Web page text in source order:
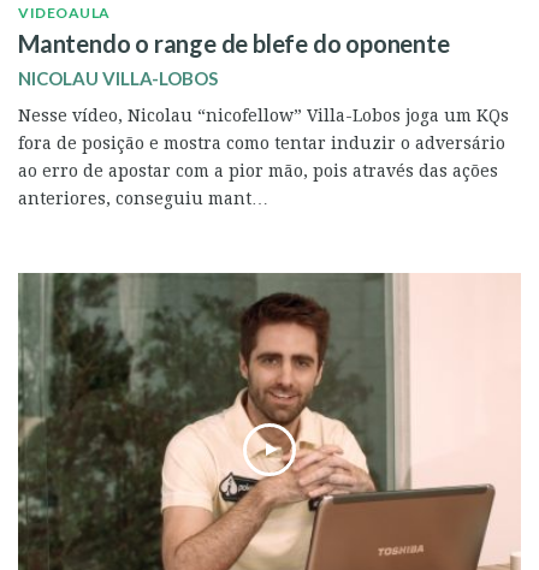
VIDEOAULA
Mantendo o range de blefe do oponente
NICOLAU VILLA-LOBOS
Nesse vídeo, Nicolau “nicofellow” Villa-Lobos joga um KQs
fora de posição e mostra como tentar induzir o adversário
ao erro de apostar com a pior mão, pois através das ações
anteriores, conseguiu mant…